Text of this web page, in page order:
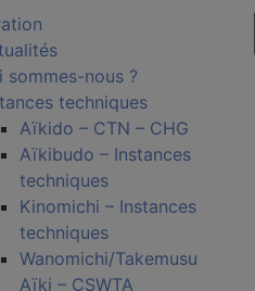
sommes-nous ?
techniques
Aïkido – CTN – CHG
Aïkibudo – Instances
techniques
Kinomichi – Instances
techniques
Wanomichi/Takemusu
Aïki – CSWTA